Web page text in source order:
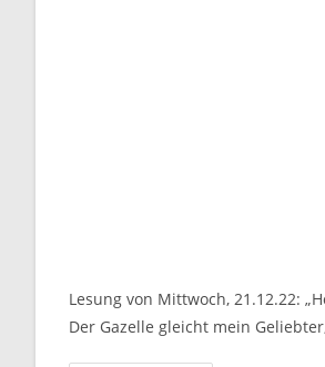
Lesung von Mittwoch, 21.12.22:
Der Gazelle gleicht mein